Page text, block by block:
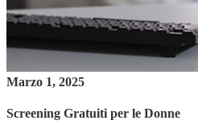
Marzo 1, 2025
Screening Gratuiti per le Donne